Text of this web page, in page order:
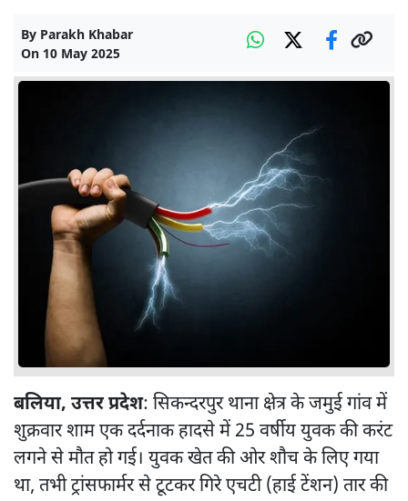
By Parakh Khabar
On 10 May 2025
बलिया, उत्तर प्रदेश: सिकन्दरपुर थाना क्षेत्र के जमुई गांव में
शुक्रवार शाम एक दर्दनाक हादसे में 25 वर्षीय युवक की करंट
लगने से मौत हो गई। युवक खेत की ओर शौच के लिए गया
था, तभी ट्रांसफार्मर से टूटकर गिरे एचटी (हाई टेंशन) तार की